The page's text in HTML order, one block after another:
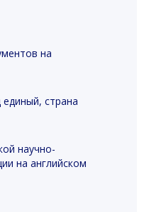
на
страна
научно-
на английском